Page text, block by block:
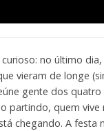
no último
vieram de longe
gente dos
partindo, quem vive
chegando. A festa